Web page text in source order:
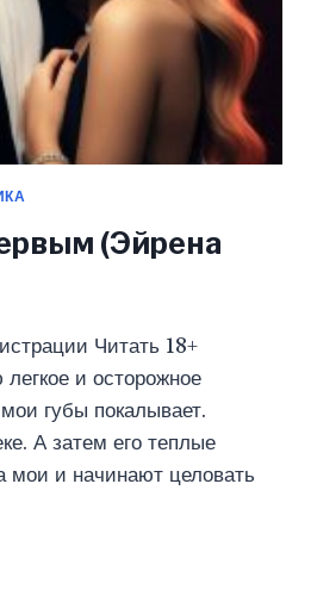
(Эйрена
Читать 18+
и осторожное
губы покалывает.
А затем его теплые
мои и начинают целовать